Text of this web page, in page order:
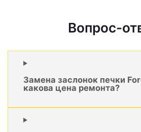
Вопрос-
Замена заслонок печки
какова цена ремонта?